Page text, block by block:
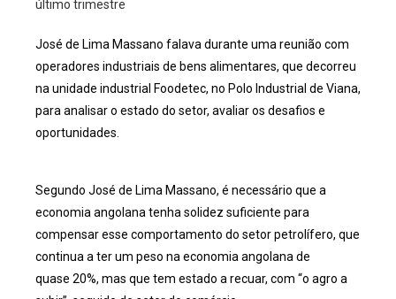
José de Lima Massano falava durante uma reunião com
operadores industriais de bens alimentares, que decorreu
na unidade industrial Foodetec, no Polo Industrial de Viana,
para analisar o estado do setor, avaliar os desafios e
oportunidades.
Segundo José de Lima Massano, é necessário que a
economia angolana tenha solidez suficiente para
compensar esse comportamento do setor petrolífero, que
continua a ter um peso na economia angolana de
quase 20%, mas que tem estado a recuar, com “o agro a